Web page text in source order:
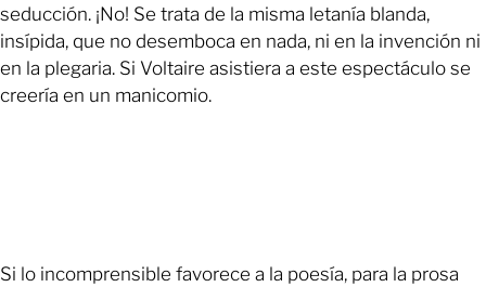
seducción. ¡No! Se trata de la misma letanía blanda,
insípida, que no desemboca en nada, ni en la invención ni
en la plegaria. Si Voltaire asistiera a este espectáculo se
creería en un manicomio.
Si lo incomprensible favorece a la poesía, para la prosa